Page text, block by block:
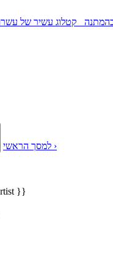
למסך הראשי ›